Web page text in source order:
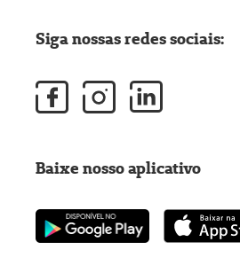
Siga nossas redes sociais:
Baixe nosso aplicativo